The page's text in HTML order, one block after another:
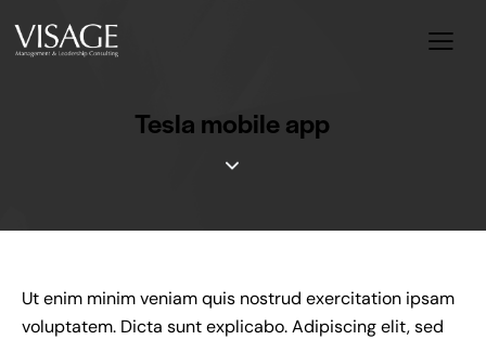
Tesla mobile app
Ut enim minim veniam quis nostrud exercitation ipsam
voluptatem. Dicta sunt explicabo. Adipiscing elit, sed